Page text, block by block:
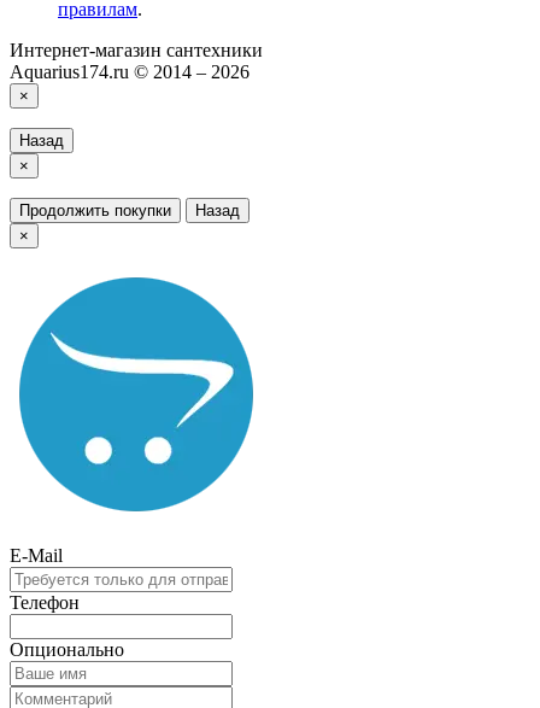
правилам.
Интернет-магазин сантехники
Aquarius174.ru © 2014 – 2026
×
Назад
×
Продолжить покупки
Назад
×
E-Mail
Телефон
Опционально